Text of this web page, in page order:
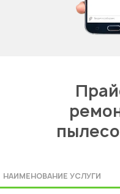
НАИМЕНОВАНИЕ УСЛУГИ